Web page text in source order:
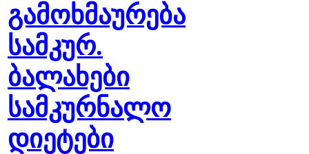
გამოხმაურება
სამკურ.
ბალახები
სამკურნალო
დიეტები